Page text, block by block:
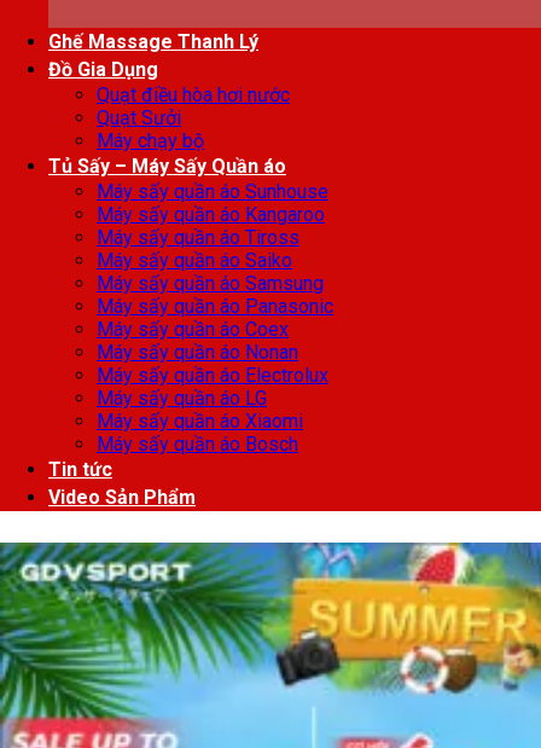
Ghế Massage Thanh Lý
Đồ Gia Dụng
Quạt điều hòa hơi nước
Quạt Sưởi
Máy chạy bộ
Tủ Sấy – Máy Sấy Quần áo
Máy sấy quần áo Sunhouse
Máy sấy quần áo Kangaroo
Máy sấy quần áo Tiross
Máy sấy quần áo Saiko
Máy sấy quần áo Samsung
Máy sấy quần áo Panasonic
Máy sấy quần áo Coex
Máy sấy quần áo Nonan
Máy sấy quần áo Electrolux
Máy sấy quần áo LG
Máy sấy quần áo Xiaomi
Máy sấy quần áo Bosch
Tin tức
Video Sản Phẩm